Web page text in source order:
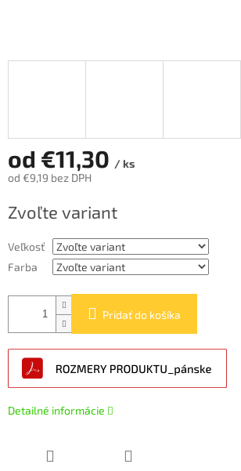
od €11,30 / ks
od €9,19 bez DPH
cena:
Zvoľte variant
Veľkosť
Farba
Pridať do košíka
Detailné informácie